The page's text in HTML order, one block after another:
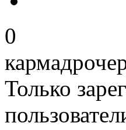
0
Только